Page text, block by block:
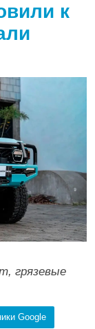
к
грязевые
Google